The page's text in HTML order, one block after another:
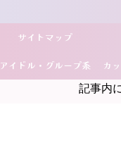
サイトマップ
アイドル・グループ系 カ
記事内